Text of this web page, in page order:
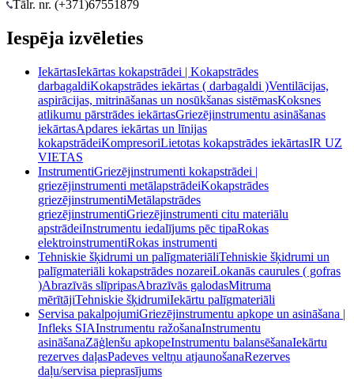
Tālr. nr. (+371)67551879
Iespēja izvēleties
IekārtasIekārtas kokapstrādei | Kokapstrādes
darbagaldiKokapstrādes iekārtas ( darbagaldi )Ventilācijas,
aspirācijas, mitrināšanas un nosūkšanas sistēmasKoksnes
atlikumu pārstrādes iekārtasGriezējinstrumentu asināšanas
iekārtasApdares iekārtas un līnijas
kokapstrādeiKompresoriLietotas kokapstrādes iekārtasIR UZ
VIETAS
InstrumentiGriezējinstrumenti kokapstrādei |
griezējinstrumenti metālapstrādeiKokapstrādes
griezējinstrumentiMetālapstrādes
griezējinstrumentiGriezējinstrumenti citu materiālu
apstrādeiInstrumentu iedalījums pēc tipaRokas
elektroinstrumentiRokas instrumenti
Tehniskie šķidrumi un palīgmateriāliTehniskie šķidrumi un
palīgmateriāli kokapstrādes nozareiLokanās caurules ( gofras
)Abrazīvās slīpripasAbrazīvās galodasMitruma
mērītājiTehniskie šķidrumiIekārtu palīgmateriāli
Servisa pakalpojumiGriezējinstrumentu apkope un asināšana |
Infleks SIAInstrumentu ražošanaInstrumentu
asināšanaZāģlenšu apkopeInstrumentu balansēšanaIekārtu
rezerves daļasPadeves veltņu atjaunošanaRezerves
daļu/servisa pieprasījums